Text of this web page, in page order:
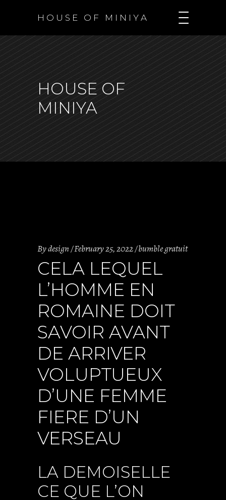
H O U S E O F M I N I Y A
HOUSE OF
MINIYA
Bydesign February 25, 2022 bumble gratuit
CELA LEQUEL
L’HOMME EN
ROMAINE DOIT
SAVOIR AVANT
DE ARRIVER
VOLUPTUEUX
D’UNE FEMME
FIERE D’UN
VERSEAU
LA DEMOISELLE
CE QUE L’ON